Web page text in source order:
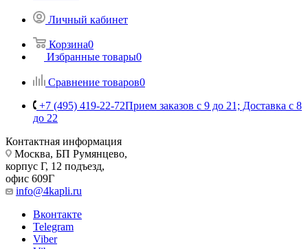
Личный кабинет
Корзина0
Избранные товары0
Сравнение товаров0
+7 (495) 419-22-72Прием заказов с 9 до 21; Доставка с 8
до 22
Контактная информация
Москва, БП Румянцево,
корпус Г, 12 подъезд,
офис 609Г
info@4kapli.ru
Вконтакте
Telegram
Viber